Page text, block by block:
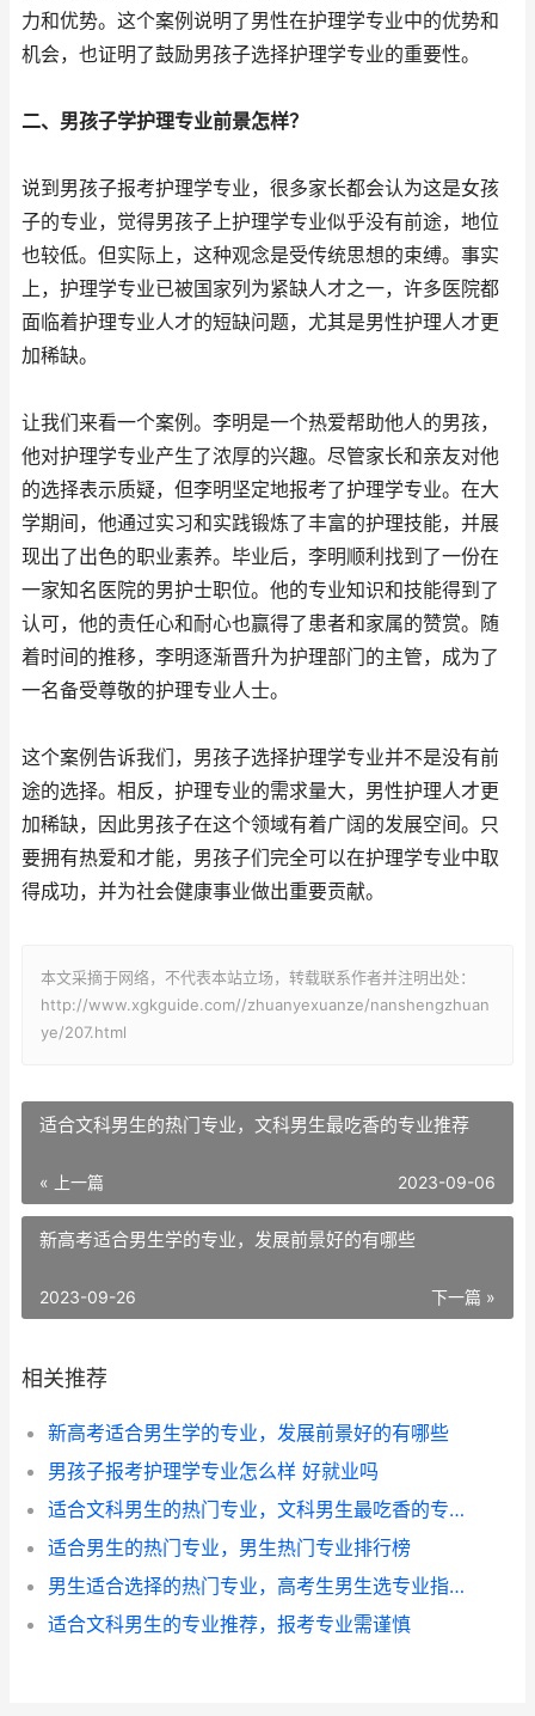
力和优势。这个案例说明了男性在护理学专业中的优势和
机会，也证明了鼓励男孩子选择护理学专业的重要性。
二、男孩子学护理专业前景怎样？
说到男孩子报考护理学专业，很多家长都会认为这是女孩
子的专业，觉得男孩子上护理学专业似乎没有前途，地位
也较低。但实际上，这种观念是受传统思想的束缚。事实
上，护理学专业已被国家列为紧缺人才之一，许多医院都
面临着护理专业人才的短缺问题，尤其是男性护理人才更
加稀缺。
让我们来看一个案例。李明是一个热爱帮助他人的男孩，
他对护理学专业产生了浓厚的兴趣。尽管家长和亲友对他
的选择表示质疑，但李明坚定地报考了护理学专业。在大
学期间，他通过实习和实践锻炼了丰富的护理技能，并展
现出了出色的职业素养。毕业后，李明顺利找到了一份在
一家知名医院的男护士职位。他的专业知识和技能得到了
认可，他的责任心和耐心也赢得了患者和家属的赞赏。随
着时间的推移，李明逐渐晋升为护理部门的主管，成为了
一名备受尊敬的护理专业人士。
这个案例告诉我们，男孩子选择护理学专业并不是没有前
途的选择。相反，护理专业的需求量大，男性护理人才更
加稀缺，因此男孩子在这个领域有着广阔的发展空间。只
要拥有热爱和才能，男孩子们完全可以在护理学专业中取
得成功，并为社会健康事业做出重要贡献。
本文采摘于网络，不代表本站立场，转载联系作者并注明出处：
http://www.xgkguide.com//zhuanyexuanze/nanshengzhuan
ye/207.html
适合文科男生的热门专业，文科男生最吃香的专业推荐
« 上一篇 2023-09-06
新高考适合男生学的专业，发展前景好的有哪些
下一篇 »
2023-09-26
相关推荐
新高考适合男生学的专业，发展前景好的有哪些
男孩子报考护理学专业怎么样 好就业吗
适合文科男生的热门专业，文科男生最吃香的专业推荐
适合男生的热门专业，男生热门专业排行榜
男生适合选择的热门专业，高考生男生选专业指南
适合文科男生的专业推荐，报考专业需谨慎